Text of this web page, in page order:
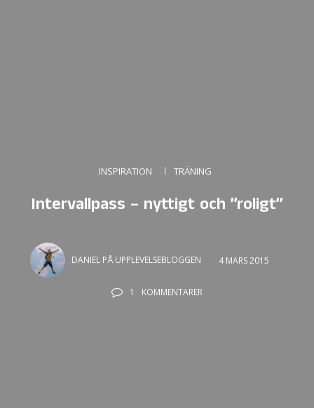
INSPIRATION TRÄNING
Intervallpass – nyttigt och ”roligt”
DANIEL PÅ UPPLEVELSEBLOGGEN 4 MARS 2015
1 KOMMENTARER